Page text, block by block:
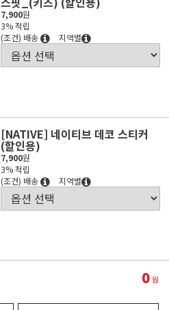
7,900원
3% 적립
(조건) 배송
지역별
[NATIVE] 네이티브 데코 스티커
(할인용)
7,900원
3% 적립
(조건) 배송
지역별
0원